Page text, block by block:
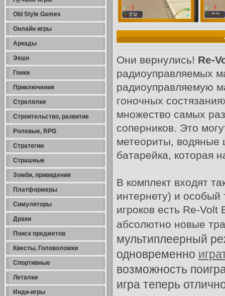
Они вернулись! Re-
радиоуправляемых
радиоуправляемую
гоночных
множество самых
соперников. Это
метеориты, водяные
батарейка, которая
В комплект входят
интернету) и
игроков есть Re-Volt
абсолютно новые
мультиплеерный
одновременно
возможность
игра теперь
Old Style Games
Онлайн игры
Аркады
Экшн
Гонки
Приключения
Стрелялки
Строительство, развитие
Ролевые, RPG
Стратегии
Страшные
Зомби, привидения
Платформеры
Симуляторы
Драки
Поиск предметов
Квесты, Головоломки
Спортивные
Леталки
Инди-игры